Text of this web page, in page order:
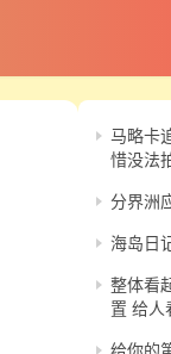
马略卡
惜没法
分界洲
海岛日
整体看
置 给人
给你的